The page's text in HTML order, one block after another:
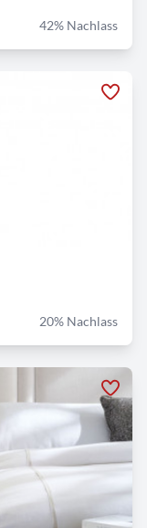
42% Nachlass
20% Nachlass